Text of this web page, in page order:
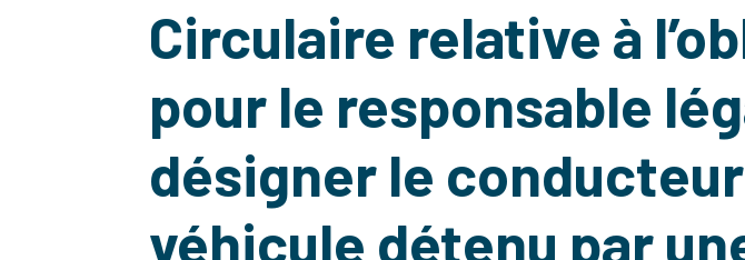
Circulaire relative à
pour le responsable
désigner le conducteur
véhicule détenu par